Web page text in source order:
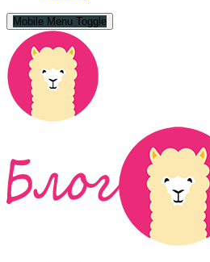
Mobile Menu Toggle